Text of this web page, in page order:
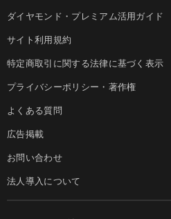
ダイヤモンド・プレミアム活用ガイド
サイト利用規約
特定商取引に関する法律に基づく表示
プライバシーポリシー・著作権
よくある質問
広告掲載
お問い合わせ
法人導入について